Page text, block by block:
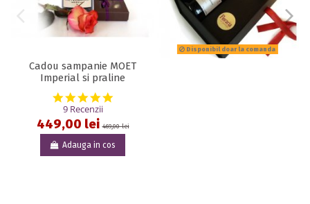
Cadou sampanie MOET
Imperial si praline
5.0 star rating
9 Recenzii
449,00 lei469,00 lei
Adauga in cos
Disponibil doar la comanda